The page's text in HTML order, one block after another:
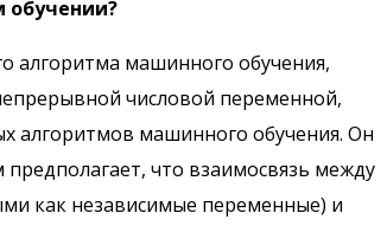
обучении?
алгоритма машинного обучения,
числовой переменной,
алгоритмов машинного обучения. Он
что взаимосвязь между
как независимые переменные) и